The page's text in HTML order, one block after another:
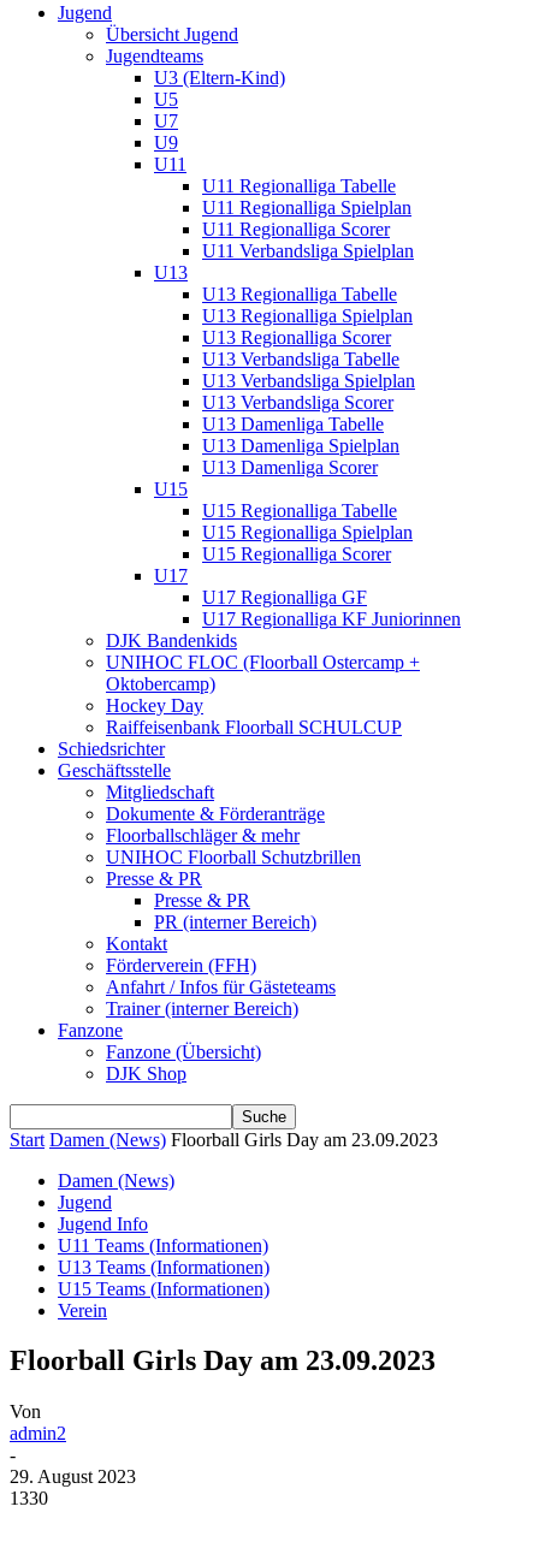
Jugend
Übersicht Jugend
Jugendteams
U3 (Eltern-Kind)
U5
U7
U9
U11
U11 Regionalliga Tabelle
U11 Regionalliga Spielplan
U11 Regionalliga Scorer
U11 Verbandsliga Spielplan
U13
U13 Regionalliga Tabelle
U13 Regionalliga Spielplan
U13 Regionalliga Scorer
U13 Verbandsliga Tabelle
U13 Verbandsliga Spielplan
U13 Verbandsliga Scorer
U13 Damenliga Tabelle
U13 Damenliga Spielplan
U13 Damenliga Scorer
U15
U15 Regionalliga Tabelle
U15 Regionalliga Spielplan
U15 Regionalliga Scorer
U17
U17 Regionalliga GF
U17 Regionalliga KF Juniorinnen
DJK Bandenkids
UNIHOC FLOC (Floorball Ostercamp +
Oktobercamp)
Hockey Day
Raiffeisenbank Floorball SCHULCUP
Schiedsrichter
Geschäftsstelle
Mitgliedschaft
Dokumente & Förderanträge
Floorballschläger & mehr
UNIHOC Floorball Schutzbrillen
Presse & PR
Presse & PR
PR (interner Bereich)
Kontakt
Förderverein (FFH)
Anfahrt / Infos für Gästeteams
Trainer (interner Bereich)
Fanzone
Fanzone (Übersicht)
DJK Shop
Start Damen (News) Floorball Girls Day am 23.09.2023
Damen (News)
Jugend
Jugend Info
U11 Teams (Informationen)
U13 Teams (Informationen)
U15 Teams (Informationen)
Verein
Floorball Girls Day am 23.09.2023
Von
admin2
-
29. August 2023
1330